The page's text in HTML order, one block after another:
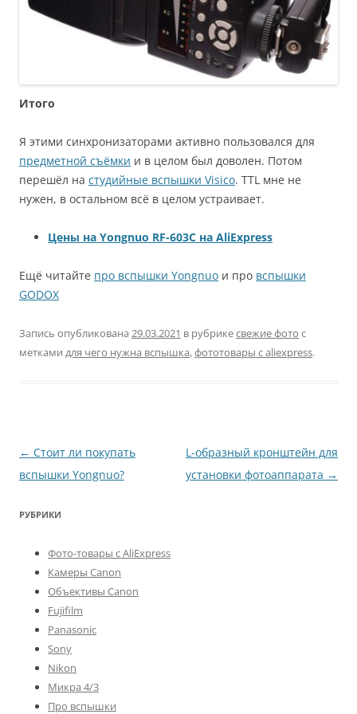
Итого
Я этими синхронизаторами активно пользовался для
предметной съёмки и в целом был доволен. Потом
перешёл на студийные вспышки Visico. TTL мне не
нужен, в остальном всё в целом устраивает.
Цены на Yongnuo RF-603C на AliExpress
Ещё читайте про вспышки Yongnuo и про вспышки
GODOX
Запись опубликована 29.03.2021 в рубрикесвежие фото с
метками для чего нужна вспышка,фототовары с aliexpress.
Навигация
по
← Стоит ли покупать
вспышки Yongnuo?
L-образный кронштейн для
установки фотоаппарата →
РУБРИКИ
Фото-товары с AliExpress
Камеры Canon
Объективы Canon
Fujifilm
Panasonic
Sony
Nikon
Микра 4/3
Про вспышки